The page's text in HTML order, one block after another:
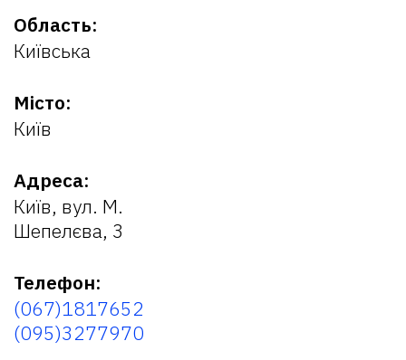
Область:
Київська
Місто:
Київ
Адреса:
Київ, вул. М.
Шепелєва, 3
Телефон:
(067)1817652
(095)3277970